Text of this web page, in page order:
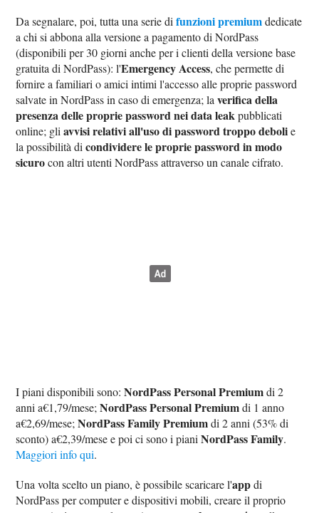
Da segnalare, poi, tutta una serie difunzioni premiumdedicate
a chi si abbona alla versione a pagamento di NordPass
(disponibili per 30 giorni anche per i clienti della versione base
gratuita di NordPass): l'Emergency Access, che permette di
fornire a familiari o amici intimi l'accesso alle proprie password
salvate in NordPass in caso di emergenza; laverifica della
presenza delle proprie password nei data leakpubblicati
online; gliavvisi relativi all'uso di password troppo debolie
la possibilità dicondividere le proprie password in modo
sicurocon altri utenti NordPass attraverso un canale cifrato.
I piani disponibili sono:NordPass Personal Premiumdi 2
anni a€1,79/mese;NordPass Personal Premiumdi 1 anno
a€2,69/mese;NordPass Family Premiumdi 2 anni (53% di
sconto) a€2,39/mese e poi ci sono i pianiNordPass Family.
Maggiori info qui.
Una volta scelto un piano, è possibile scaricare l'appdi
NordPass per computer e dispositivi mobili, creare il proprio